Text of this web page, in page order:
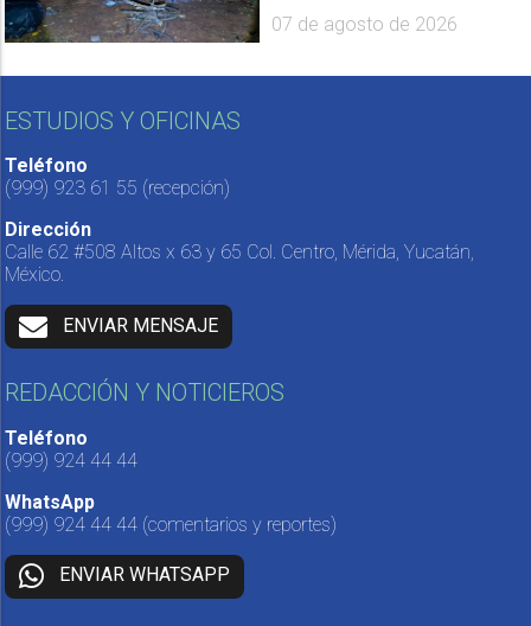
07 de agosto de 2026
ESTUDIOS Y OFICINAS
Teléfono
(999) 923 61 55 (recepción)
Dirección
Calle 62 #508 Altos x 63 y 65 Col. Centro, Mérida, Yucatán,
México.
ENVIAR MENSAJE
REDACCIÓN Y NOTICIEROS
Teléfono
(999) 924 44 44
WhatsApp
(999) 924 44 44 (comentarios y reportes)
ENVIAR WHATSAPP